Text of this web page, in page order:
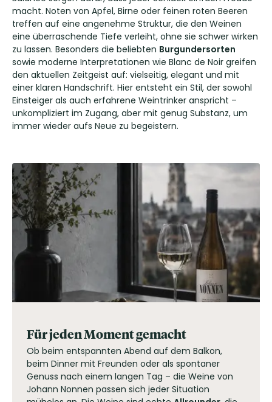
macht. Noten von Apfel, Birne oder feinen roten Beeren
treffen auf eine angenehme Struktur, die den Weinen
eine überraschende Tiefe verleiht, ohne sie schwer wirken
zu lassen. Besonders die beliebten Burgundersorten
sowie moderne Interpretationen wie Blanc de Noir greifen
den aktuellen Zeitgeist auf: vielseitig, elegant und mit
einer klaren Handschrift. Hier entsteht ein Stil, der sowohl
Einsteiger als auch erfahrene Weintrinker anspricht –
unkompliziert im Zugang, aber mit genug Substanz, um
immer wieder aufs Neue zu begeistern.
Für jeden Moment gemacht
Ob beim entspannten Abend auf dem Balkon,
beim Dinner mit Freunden oder als spontaner
Genuss nach einem langen Tag – die Weine von
Johann Nonnen passen sich jeder Situation